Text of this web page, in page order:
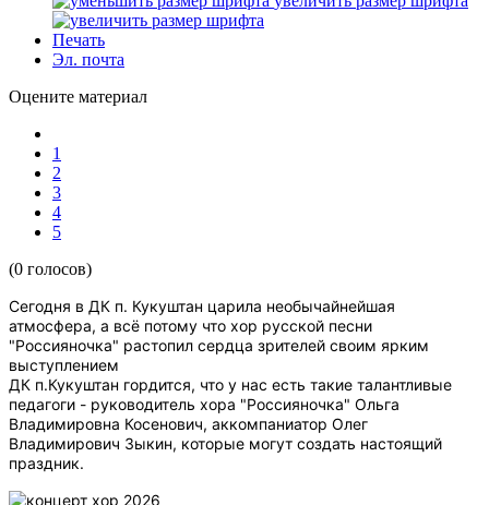
Печать
Эл. почта
Оцените материал
1
2
3
4
5
(0 голосов)
Сегодня в ДК п. Кукуштан царила необычайнейшая
атмосфера, а всё потому что хор русской песни
"Россияночка" растопил сердца зрителей своим ярким
выступлением
ДК п.Кукуштан гордится, что у нас есть такие талантливые
педагоги - руководитель хора "Россияночка" Ольга
Владимировна Косенович, аккомпаниатор Олег
Владимирович Зыкин, которые могут создать настоящий
праздник.